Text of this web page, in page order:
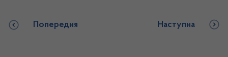
Попередня Наступна